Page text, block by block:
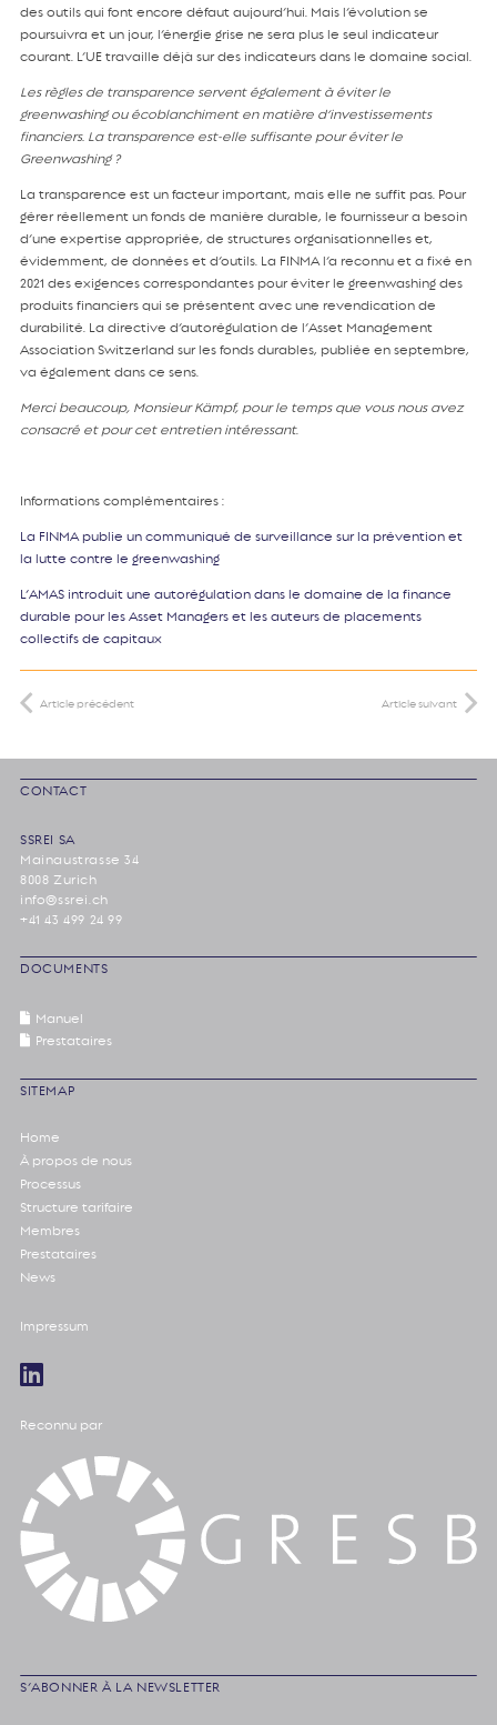
des outils qui font encore défaut aujourd’hui. Mais l’évolution se
poursuivra et un jour, l’énergie grise ne sera plus le seul indicateur
courant. L’UE travaille déjà sur des indicateurs dans le domaine social.
Les règles de transparence servent également à éviter le
greenwashing ou écoblanchiment en matière d’investissements
financiers. La transparence est-elle suffisante pour éviter le
Greenwashing ?
La transparence est un facteur important, mais elle ne suffit pas. Pour
gérer réellement un fonds de manière durable, le fournisseur a besoin
d’une expertise appropriée, de structures organisationnelles et,
évidemment, de données et d’outils. La FINMA l’a reconnu et a fixé en
2021 des exigences correspondantes pour éviter le greenwashing des
produits financiers qui se présentent avec une revendication de
durabilité. La directive d’autorégulation de l’Asset Management
Association Switzerland sur les fonds durables, publiée en septembre,
va également dans ce sens.
Merci beaucoup, Monsieur Kämpf, pour le temps que vous nous avez
consacré et pour cet entretien intéressant.
Informations complémentaires :
La FINMA publie un communiqué de surveillance sur la prévention et
la lutte contre le greenwashing
L’AMAS introduit une autorégulation dans le domaine de la finance
durable pour les Asset Managers et les auteurs de placements
collectifs de capitaux
Article précédent Article suivant
CONTACT
SSREI SA
Mainaustrasse 34
8008 Zurich
info@ssrei.ch
+41 43 499 24 99
DOCUMENTS
Manuel
Prestataires
SITEMAP
Home
À propos de nous
Processus
Structure tarifaire
Membres
Prestataires
News
Impressum
Reconnu par
S’ABONNER À LA NEWSLETTER